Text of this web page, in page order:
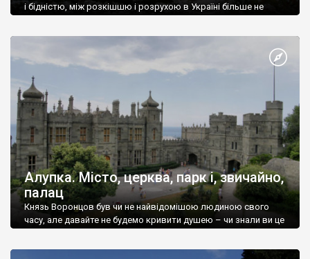
і бідністю, між розкішшю і розрухою в Україні більше не
Алупка. Місто, церква, парк і, звичайно,
палац
Князь Воронцов був чи не найвідомішою людиною свого
часу, але давайте не будемо кривити душею – чи знали ви це